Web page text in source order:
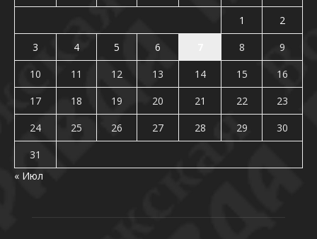
1
2
3
4 5 6 8
9
10
11 12 13 14 15
16
17
18 19 20 21 22
23
24
25 26 27 28 29
30
31
« Июл